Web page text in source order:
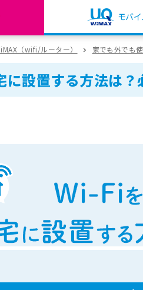
モバ
（wifi/ルーター） 家でも外でも
設置する方法は